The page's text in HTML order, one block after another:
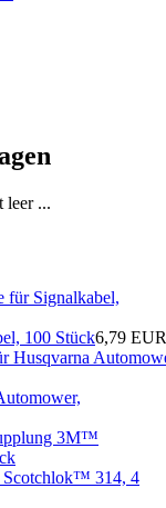
leer ...
100 Stück6,79 EUR
314, 4